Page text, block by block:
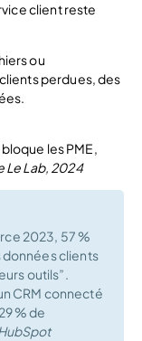
client reste
ou
perdues, des
les PME,
Le Lab, 2024
2023, 57 %
données clients
outils”.
CRM connecté
% de